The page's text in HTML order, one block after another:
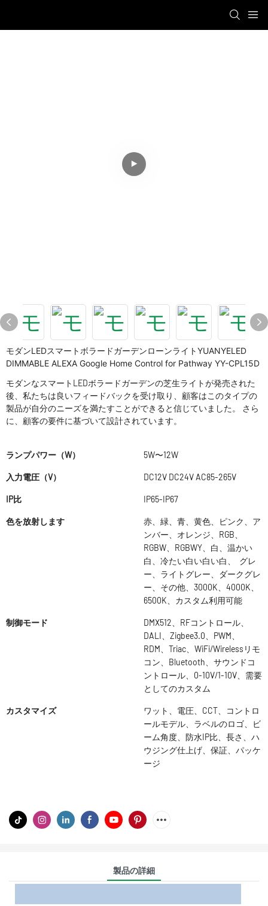
モダンLEDスマートボラードガーデンローンライトYUANYELED
DIMMABLE ALEXA Google Home Control for Pathway YY-CPL15D
モダンなスマートLEDボラードガーデンの芝生ライトが発売された
後、私たちは良いフィードバックを受け取り、顧客はこのタイプの
製品が自分のニーズを満たすことができると信じていました。 さら
に、顧客の要件に基づいて設計されています。
ランプパワー（W） 5W〜12W
入力電圧（V） DC12V DC24V AC85-265V
IP比 IP65-IP67
色を放射します
赤、緑、青、黄色、ピンク、ア
ンバー、オレンジ、RGB、
RGBW、RGBWY、白、温かい
白、冷たい白い白い白、 グレ
ー、ライトグレー、ダークグレ
ー、その他、3000K、4000K、
6500K、カスタム利用可能
制御モード
DMX512、RFコントロール、
DALI、Zigbee3.0、PWM、
RDM、Triac、WiFi/Wirelessリモ
コン、Bluetooth、サウンドコ
ントロール、0-10V/1-10V、需要
としてのカスタム
カスタマイズ
ワット、電圧、CCT、コントロ
ールモデル、ラベルのロゴ、ビ
ーム角度、防水IP比、長さ、ハ
ウジング仕上げ、保証、パッケ
ージ
製品の詳細